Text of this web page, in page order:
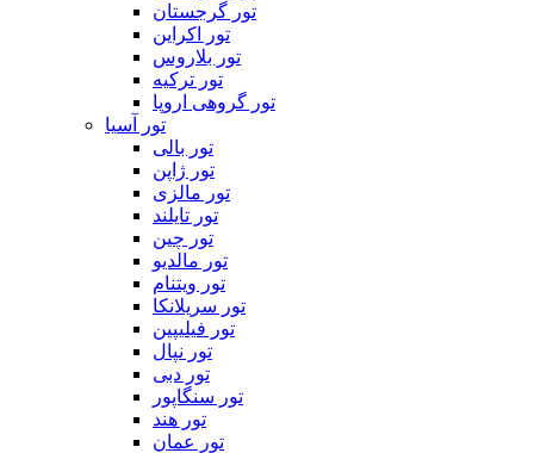
تور گرجستان
تور اکراین
تور بلاروس
تور ترکیه
تور گروهی اروپا
تور آسیا
تور بالی
تور ژاپن
تور مالزی
تور تایلند
تور چین
تور مالدیو
تور ویتنام
تور سریلانکا
تور فیلیپین
تور نپال
تور دبی
تور سنگاپور
تور هند
تور عمان